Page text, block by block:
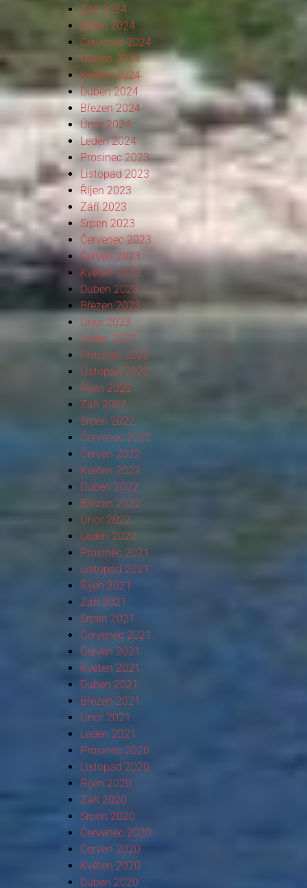
Září 2024
Srpen 2024
Červenec 2024
Červen 2024
Květen 2024
Duben 2024
Březen 2024
Únor 2024
Leden 2024
Prosinec 2023
Listopad 2023
Říjen 2023
Září 2023
Srpen 2023
Červenec 2023
Červen 2023
Květen 2023
Duben 2023
Březen 2023
Únor 2023
Leden 2023
Prosinec 2022
Listopad 2022
Říjen 2022
Září 2022
Srpen 2022
Červenec 2022
Červen 2022
Květen 2022
Duben 2022
Březen 2022
Únor 2022
Leden 2022
Prosinec 2021
Listopad 2021
Říjen 2021
Září 2021
Srpen 2021
Červenec 2021
Červen 2021
Květen 2021
Duben 2021
Březen 2021
Únor 2021
Leden 2021
Prosinec 2020
Listopad 2020
Říjen 2020
Září 2020
Srpen 2020
Červenec 2020
Červen 2020
Květen 2020
Duben 2020